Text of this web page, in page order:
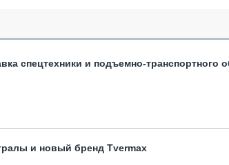
спецтехники и подъемно-
и новый бренд Tvermax